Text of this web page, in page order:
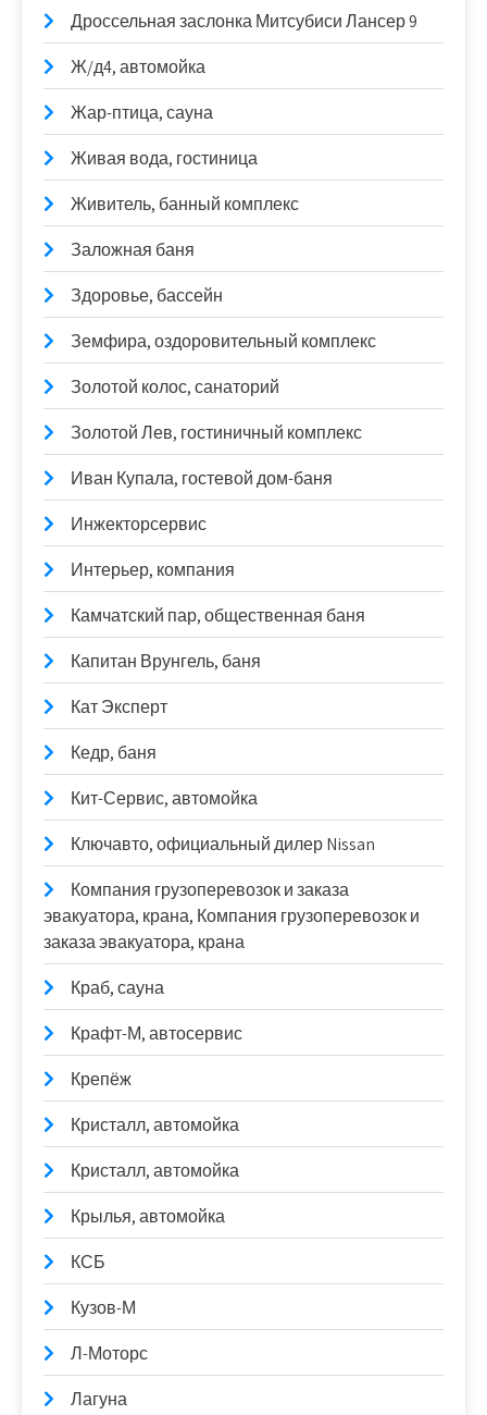
Дроссельная заслонка Митсубиси Лансер 9
Ж/д4, автомойка
Жар-птица, сауна
Живая вода, гостиница
Живитель, банный комплекс
Заложная баня
Здоровье, бассейн
Земфира, оздоровительный комплекс
Золотой колос, санаторий
Золотой Лев, гостиничный комплекс
Иван Купала, гостевой дом-баня
Инжекторсервис
Интерьер, компания
Камчатский пар, общественная баня
Капитан Врунгель, баня
Кат Эксперт
Кедр, баня
Кит-Сервис, автомойка
Ключавто, официальный дилер Nissan
Компания грузоперевозок и заказа
эвакуатора, крана, Компания грузоперевозок и
заказа эвакуатора, крана
Краб, сауна
Крафт-М, автосервис
Крепёж
Кристалл, автомойка
Кристалл, автомойка
Крылья, автомойка
КСБ
Кузов-М
Л-Моторс
Лагуна